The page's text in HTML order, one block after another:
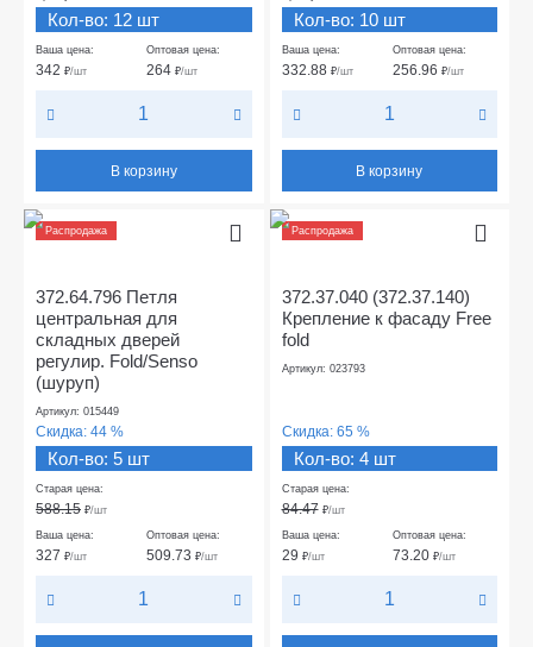
Кол-во: 12 шт
Ваша цена:
342 ₽/шт
Оптовая цена:
264₽/шт
В корзину
Кол-во: 10 шт
Ваша цена:
332.88 ₽/шт
Оптовая цена:
256.96 ₽/шт
В корзину
Распродажа
372.64.796 Петля
центральная для
складных дверей
регулир. Fold/Senso
(шуруп)
Артикул: 015449
Скидка: 44 %
Кол-во: 5 шт
Старая цена:
588.15 ₽/шт
Ваша цена:
327 ₽/шт
Оптовая цена:
509.73₽/шт
Распродажа
372.37.040 (372.37.140)
Крепление к фасаду Free
fold
Артикул: 023793
Скидка: 65 %
Кол-во: 4 шт
Старая цена:
84.47 ₽/шт
Ваша цена:
29 ₽/шт
Оптовая цена:
73.20 ₽/шт